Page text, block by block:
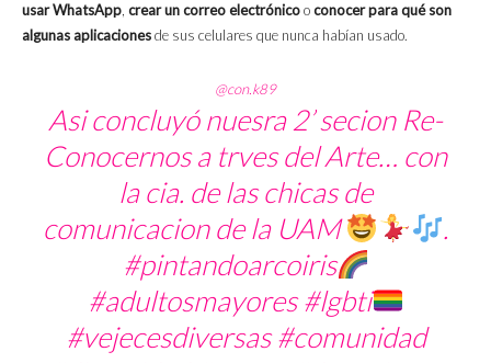
usar WhatsApp, crear un correo electrónicooconocerpara qué son
algunas aplicacionesde sus celulares que nunca habían usado.
@con.k89
Asi concluyó nuesra 2’ secion Re-
Conocernos a trves del Arte… con
la cia. de las chicas de
comunicacion de la UAM
.
#pintandoarcoiris
#adultosmayores #lgbti
#vejecesdiversas #comunidad